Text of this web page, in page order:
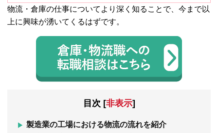
物流・倉庫の仕事についてより深く知ることで、今まで以
上に興味が湧いてくるはずです。
目次 [非表示]
製造業の工場における物流の流れを紹介